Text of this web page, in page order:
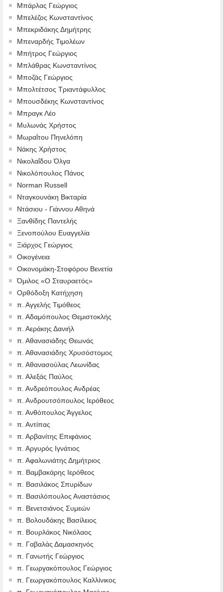
Μπάρλας Γεώργιος
Μπελέζος Κωνσταντίνος
Μπεκριδάκης Δημήτρης
Μπεναρδής Τιμολέων
Μπήτρος Γεώργιος
Μπλάθρας Κωνσταντίνος
Μποζάς Γεώργιος
Μπολτέτσος Τριαντάφυλλος
Μπουσδέκης Κωνσταντίνος
Μπραγκ Λέο
Μυλωνάς Χρήστος
Μωραΐτου Πηνελόπη
Νάκης Χρήστος
Νικολαΐδου Όλγα
Νικολόπουλος Πάνος
Norman Russell
Νταγκουνάκη Βικταρία
Ντάσιου - Γιάννου Αθηνά
Ξανθίδης Παντελής
Ξενοπούλου Ευαγγελία
Ξιάρχος Γεώργιος
Οικογένεια
Οικονομάκη-Στοφόρου Βενετία
Όμιλος «Ο Σταυραετός»
Ορθόδοξη Κατήχηση
π. Αγγελής Τιμόθεος
π. Αδαμόπουλος Θεμιστοκλής
π. Αεράκης Δανιήλ
π. Αθανασιάδης Θεωνάς
π. Αθανασιάδης Χρυσόστομος
π. Αθανασούλας Λεωνίδας
π. Αλεξάς Παύλος
π. Ανδρεόπουλος Ανδρέας
π. Ανδρουτσόπουλος Ιερόθεος
π. Ανθόπουλος Άγγελος
π. Αντίπας
π. Αρβανίτης Επιφάνιος
π. Αργυρός Ιγνάτιος
π. Αφαλωνιάτης Δημήτριος
π. Βαμβακάρης Ιερόθεος
π. Βασιλάκος Σπυρίδων
π. Βασιλόπουλος Αναστάσιος
π. Βενετσιάνος Συμεών
π. Βολουδάκης Βασίλειος
π. Βουρλάκος Νικόλαος
π. Γαβαλάς Δαμασκηνός
π. Γανωτής Γεώργιος
π. Γεωργακόπουλος Γεώργιος
π. Γεωργακόπουλος Καλλίνικος